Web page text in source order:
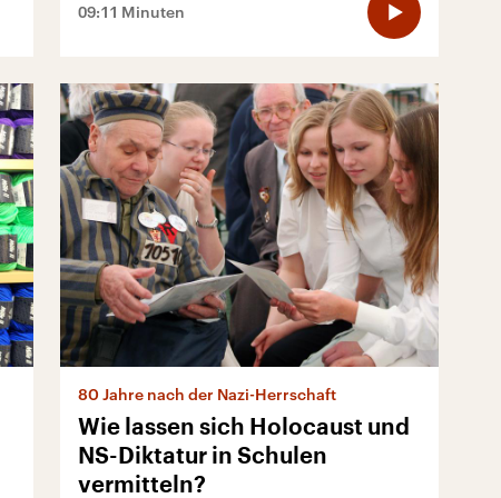
09:11 Minuten
80 Jahre nach der Nazi-Herrschaft
Wie lassen sich Holocaust und
NS-Diktatur in Schulen
vermitteln?